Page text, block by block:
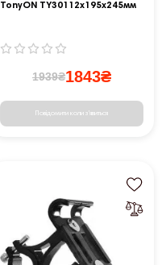
TonyON TY30112x195x245мм
1939₴1843₴
Повідомити коли з'явиться